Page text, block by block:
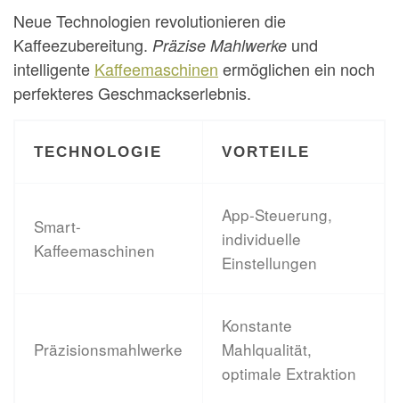
Neue Technologien revolutionieren die
Kaffeezubereitung. Präzise Mahlwerke und
intelligente Kaffeemaschinen ermöglichen ein noch
perfekteres Geschmackserlebnis.
TECHNOLOGIE VORTEILE
Smart-
Kaffeemaschinen
App-Steuerung,
individuelle
Einstellungen
Präzisionsmahlwerke
Konstante
Mahlqualität,
optimale Extraktion